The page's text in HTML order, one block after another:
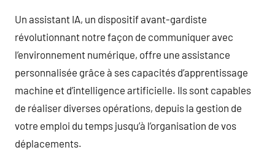
Un assistant IA, un dispositif avant-gardiste
révolutionnant notre façon de communiquer avec
l’environnement numérique, offre une assistance
personnalisée grâce à ses capacités d’apprentissage
machine et d’intelligence artificielle. Ils sont capables
de réaliser diverses opérations, depuis la gestion de
votre emploi du temps jusqu’à l’organisation de vos
déplacements.